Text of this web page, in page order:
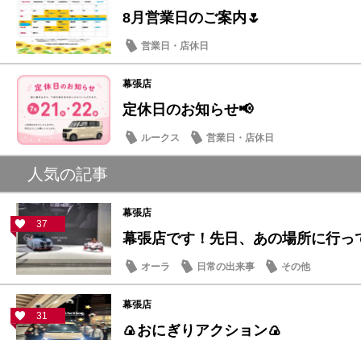
8月営業日のご案内🌷
営業日・店休日
幕張店
定休日のお知らせ📢
ルークス 営業日・店休日
人気の記事
37
幕張店
幕張店です！先日、あの場所に行っ
オーラ 日常の出来事 その他
31
幕張店
🍙おにぎりアクション🍙